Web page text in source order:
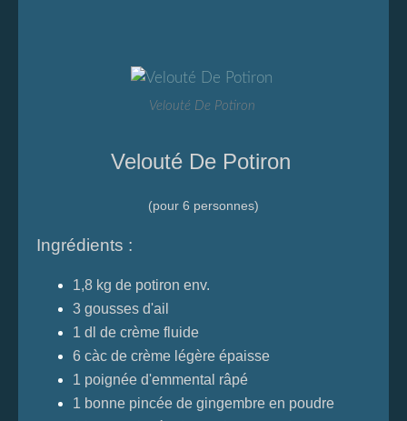
Velouté De Potiron
Velouté De Potiron
(pour 6 personnes)
Ingrédients :
1,8 kg de potiron env.
3 gousses d'ail
1 dl de crème fluide
6 càc de crème légère épaisse
1 poignée d'emmental râpé
1 bonne pincée de gingembre en poudre